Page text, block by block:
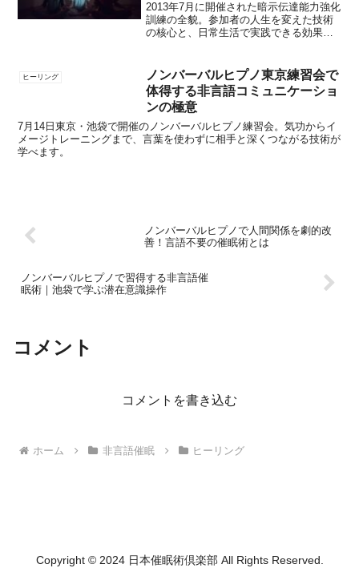
2013年7月に開催された暗示伝達能力強化
訓練の全貌。参加者の人生を変えた技術
の核心と、日常生活で実践できる効果的
ヒーリング
ノンバーバルヒプノ東京練習会で
体得する非言語コミュニケーショ
ンの極意
7月14日東京・池袋で開催のノンバーバルヒプノ練習会。気功からイ
メージトレーニングまで、言葉を使わずに相手と深くつながる技術が
学べます。
ノンバーバルヒプノで人間関係を劇的改
善！言語不要の催眠術とは
ノンバーバルヒプノで習得する非言語催
眠術｜池袋で学ぶ潜在意識操作
コメント
コメントを書き込む
ホーム 非言語催眠 ヒーリング
Copyright © 2024 日本催眠術倶楽部 All Rights Reserved.